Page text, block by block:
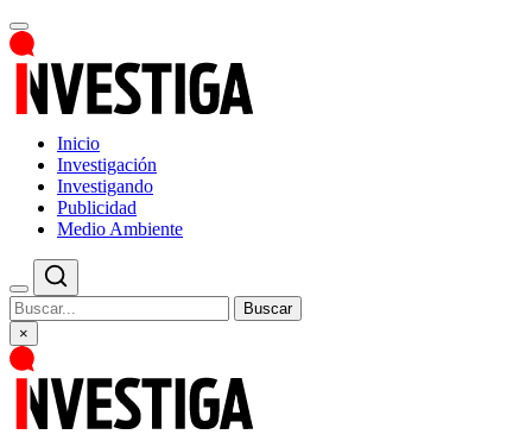
Inicio
Investigación
Investigando
Publicidad
Medio Ambiente
Buscar
×